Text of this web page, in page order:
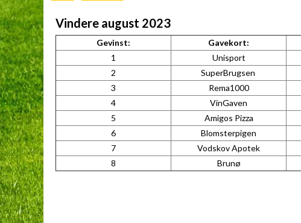
Vindere august 2023
Gevinst: Gavekort:
1
Unisport
2
SuperBrugsen
3
Rema1000
4
VinGaven
5
Amigos Pizza
6
Blomsterpigen
7
Vodskov Apotek
8
Brunø